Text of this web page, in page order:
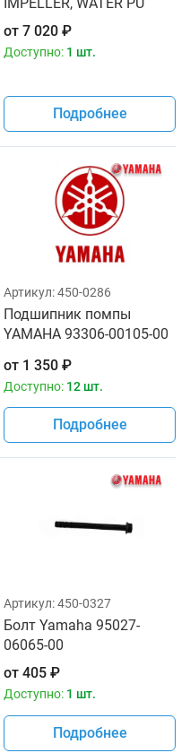
от 7 020 ₽
Доступно: 1 шт.
Подробнее
Артикул:450-0286
Подшипник помпы
YAMAHA 93306-00105-00
от 1 350 ₽
Доступно: 12 шт.
Подробнее
Артикул:450-0327
Болт Yamaha 95027-
06065-00
от 405 ₽
Доступно: 1 шт.
Подробнее